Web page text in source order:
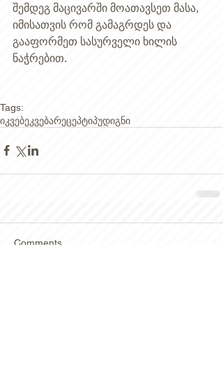
შემდეგ მაცივარში მოათავსეთ მასა,
იმისათვის რომ გამაგრდეს და
გააფორმეთ სასურველი ხილის
ნაჭრებით.
Tags:
იკვებეკვებარეცეპტიპუდიგნი
Comments